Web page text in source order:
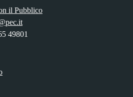
il Pubblico
49801